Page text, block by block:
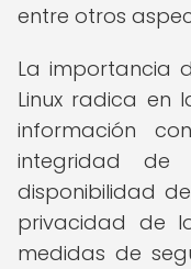
entre otros
La importancia
Linux radica en
información
integridad de
disponibilidad
privacidad de
medidas de